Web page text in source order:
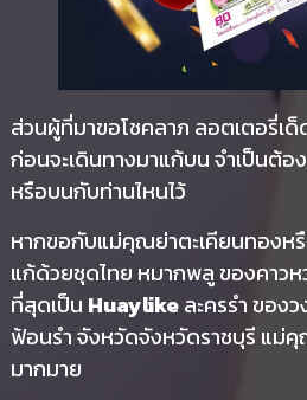
ส่วนผู้ที่มาขอโชคลาภ ลอตเตอรี่เ
ก่อนจะเดินทางมาแก้บน จำเป็นต้อ
หรือบนกับท่านไหนไว้
หากขอกับแม่คุณย่าตะเคียนทอง
แก้ด้วยชุดไทย หมากพลู ของคาวห
ที่สุดเป็น Huaylikeละครรำ ของ
ฟ้อนรำ จังหวัดจังหวัดราชบุรี แม่คุ
มากมาย